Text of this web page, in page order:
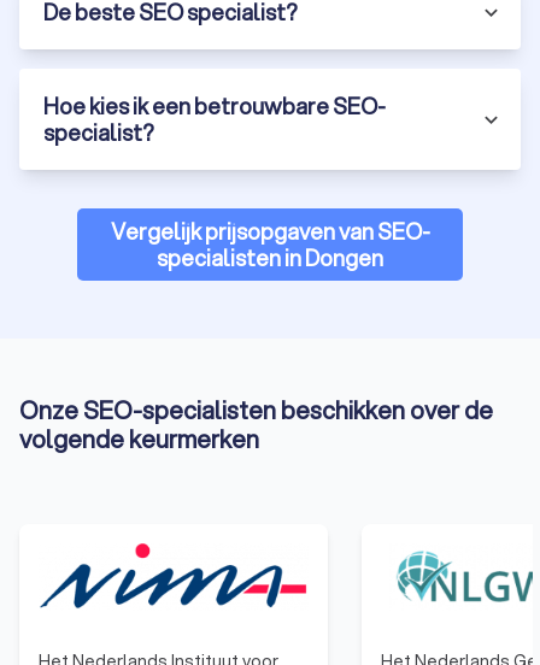
De beste SEO specialist?
Hoe kies ik een betrouwbare SEO-
specialist?
Vergelijk prijsopgaven van SEO-
specialisten in Dongen
Onze SEO-specialisten beschikken over de
volgende keurmerken